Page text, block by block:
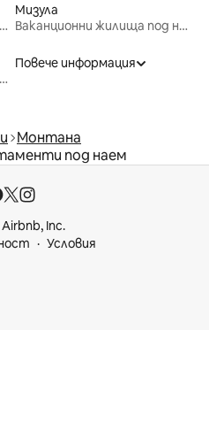
Ваканционни жилища под наем
Мизула
Ваканционни жилища под наем
Ваканционни жилища под наем
Повече информация
Монтана
под наем
Inc.
Условия